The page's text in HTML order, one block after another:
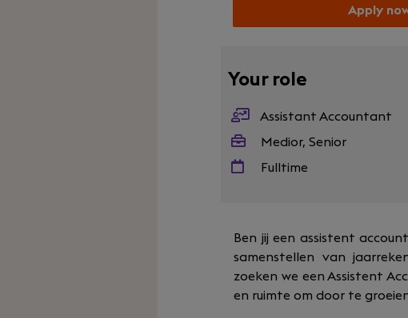
Apply
Your role
Assistant Accountant
Medior, Senior
Fulltime
Ben jij een assistent
samenstellen van
zoeken we een Assistent
en ruimte om door te